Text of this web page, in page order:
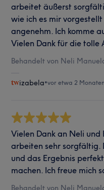
arbeitet äußerst
wie ich es mir
angenehm. Ich komme
Vielen Dank für die tolle
Behandelt von Neli
izabela•vor etwa 2 Monaten
Vielen Dank an Neli und
arbeiten sehr sorgfältig.
und das Ergebnis
machen. Ich freue mich
Behandelt von Neli